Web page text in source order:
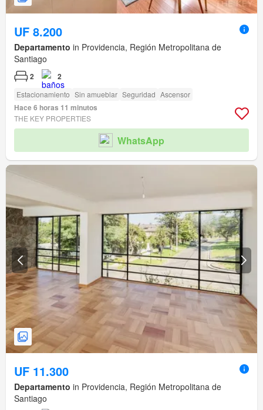
UF 8.200
Departamento in Providencia, Región Metropolitana de
Santiago
2 2
Estacionamiento Sin amueblar Seguridad Ascensor
Hace 6 horas 11 minutos
THE KEY PROPERTIES
WhatsApp
UF 11.300
Departamento in Providencia, Región Metropolitana de
Santiago